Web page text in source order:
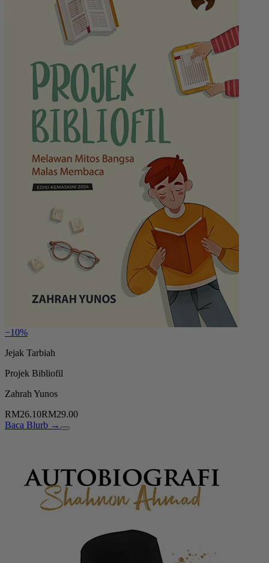
−10%
Jejak Tarbiah
Projek Bibliofil
Zahrah Yunos
RM26.10RM29.00
Baca Blurb →